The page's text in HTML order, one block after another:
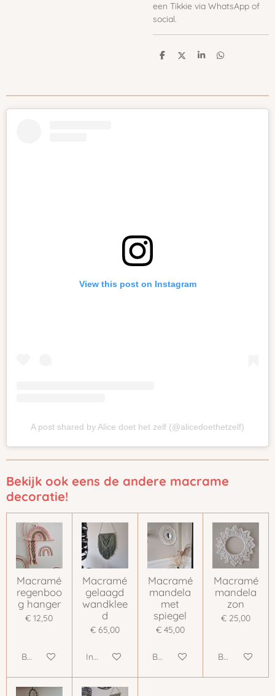
een Tikkie via WhatsApp of
social.
D
D
S
D
View this post on Instagram
A post shared by Alice doet het zelf (@alicedoethetzelf)
Bekijk ook eens de andere macrame
decoratie!
Macramé
regenboo
g hanger
€ 12,50
Bekijk details
Macramé
gelaagd
wandklee
d
€ 65,00
In winkelwagen
Macramé
mandela
met
spiegel
€ 45,00
Bekijk details
Macramé
mandela
zon
€ 25,00
Bekijk details